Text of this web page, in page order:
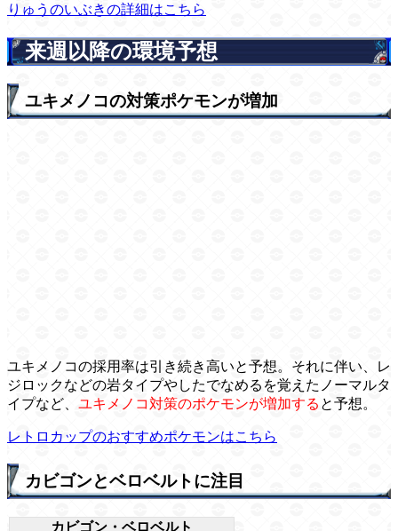
りゅうのいぶきの詳細はこちら
来週以降の環境予想
ユキメノコの対策ポケモンが増加
ユキメノコの採用率は引き続き高いと予想。それに伴い、レ
ジロックなどの岩タイプやしたでなめるを覚えたノーマルタ
イプなど、 ユキメノコ対策のポケモンが増加する と予想。
レトロカップのおすすめポケモンはこちら
カビゴンとベロベルトに注目
カビゴン・ベロベルト